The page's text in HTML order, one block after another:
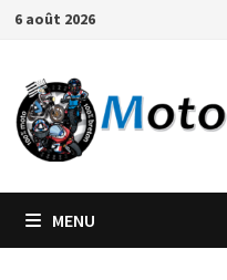
Passer
contenu
6 août 2026
MENU